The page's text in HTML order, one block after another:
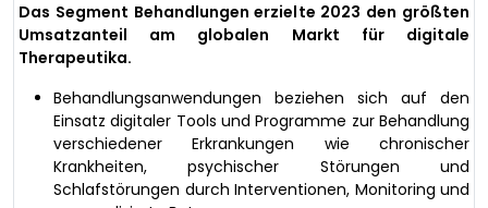
Das Segment Behandlungen erzielte 2023 den größten
Umsatzanteil am globalen Markt für digitale
Therapeutika.
Behandlungsanwendungen beziehen sich auf den
Einsatz digitaler Tools und Programme zur Behandlung
verschiedener Erkrankungen wie chronischer
Krankheiten, psychischer Störungen und
Schlafstörungen durch Interventionen, Monitoring und